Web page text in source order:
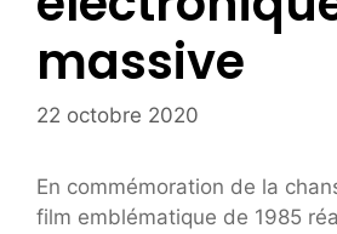
massive
22 octobre 2020
En commémoration de la
film emblématique de 1985